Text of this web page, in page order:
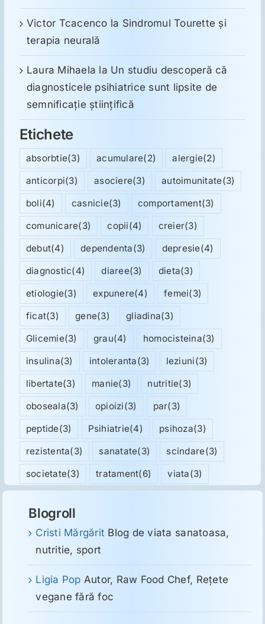
Victor Tcacenco la Sindromul Tourette şi
terapia neurală
Laura Mihaela la Un studiu descoperă că
diagnosticele psihiatrice sunt lipsite de
semnificație științifică
Etichete
absorbtie(3) acumulare(2) alergie(2)
anticorpi(3) asociere(3) autoimunitate(3)
boli(4) casnicie(3) comportament(3)
comunicare(3) copii(4) creier(3)
debut(4) dependenta(3) depresie(4)
diagnostic(4) diaree(3) dieta(3)
etiologie(3) expunere(4) femei(3)
ficat(3) gene(3) gliadina(3)
Glicemie(3) grau(4) homocisteina(3)
insulina(3) intoleranta(3) leziuni(3)
libertate(3) manie(3) nutritie(3)
oboseala(3) opioizi(3) par(3)
peptide(3) Psihiatrie(4) psihoza(3)
rezistenta(3) sanatate(3) scindare(3)
societate(3) tratament(6) viata(3)
Blogroll
Cristi Mărgărit Blog de viata sanatoasa,
nutritie, sport
Ligia Pop Autor, Raw Food Chef, Reţete
vegane fără foc